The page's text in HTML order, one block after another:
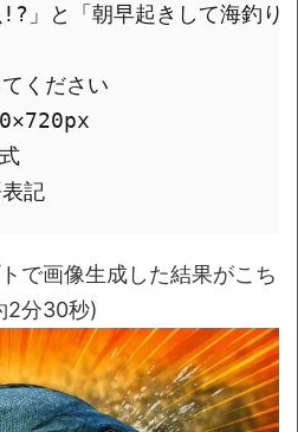
!?」と「朝早起きして海釣
ください
で画像生成した結果がこち
2分30秒)